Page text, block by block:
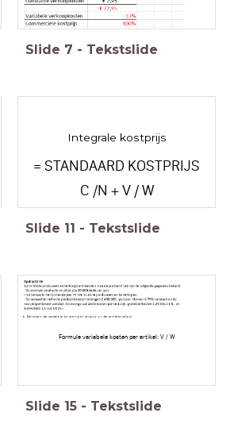
Slide 7 - Tekstslide
Integrale kostprijs
= STANDAARD KOSTPRIJS
C /N + V / W
Slide 11 - Tekstslide
Formule variabele kosten per artikel: V / W
b. Bereken de variabele kosten per stuk voor de armband Lexi
Slide 15 - Tekstslide